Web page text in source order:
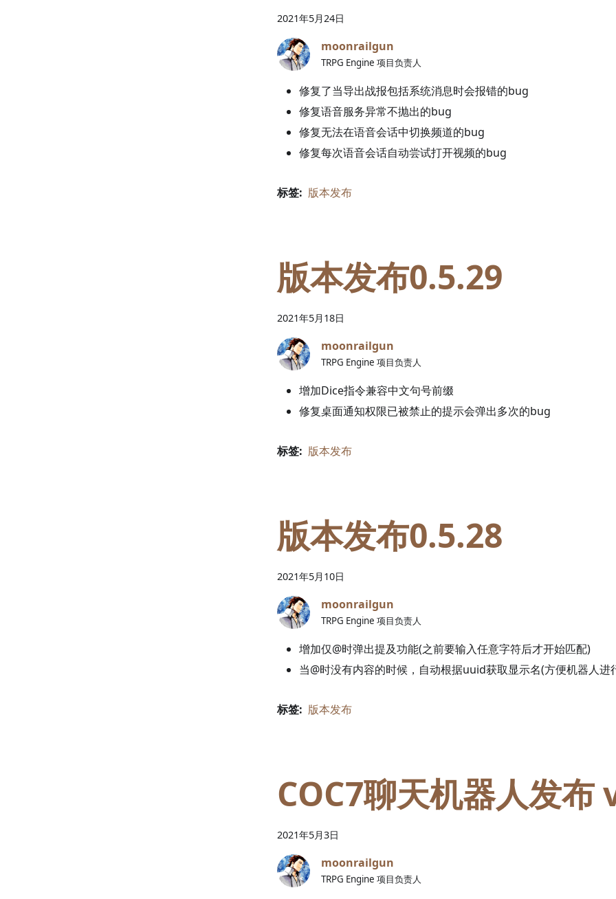
2021年5月24日
moonrailgun
TRPG Engine 项目负责人
修复了当导出战报包括系统消息时会报错的bug
修复语音服务异常不抛出的bug
修复无法在语音会话中切换频道的bug
修复每次语音会话自动尝试打开视频的bug
标签: 版本发布
版本发布0.5.29
2021年5月 18日
moonrailgun
TRPG Engine 项目负责人
增加Dice指令兼容中文句号前缀
修复桌面通知权限已被禁止的提示会弹出多次的bug
标签: 版本发布
版本发布0.5.28
2021年5月 10日
moonrailgun
TRPG Engine 项目负责人
增加仅@时弹出提及功能(之前要输入任意字符后才开始匹配)
当@时没有内容的时候，自动根据uuid获取显示名(方便机器人进
标签: 版本发布
COC7聊天机器人发布
2021年5月3日
moonrailgun
TRPG Engine 项目负责人